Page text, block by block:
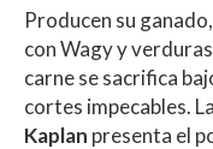
Producen su
con Wagy y
carne se sacrifica
cortes impecables.
Kaplan presenta el